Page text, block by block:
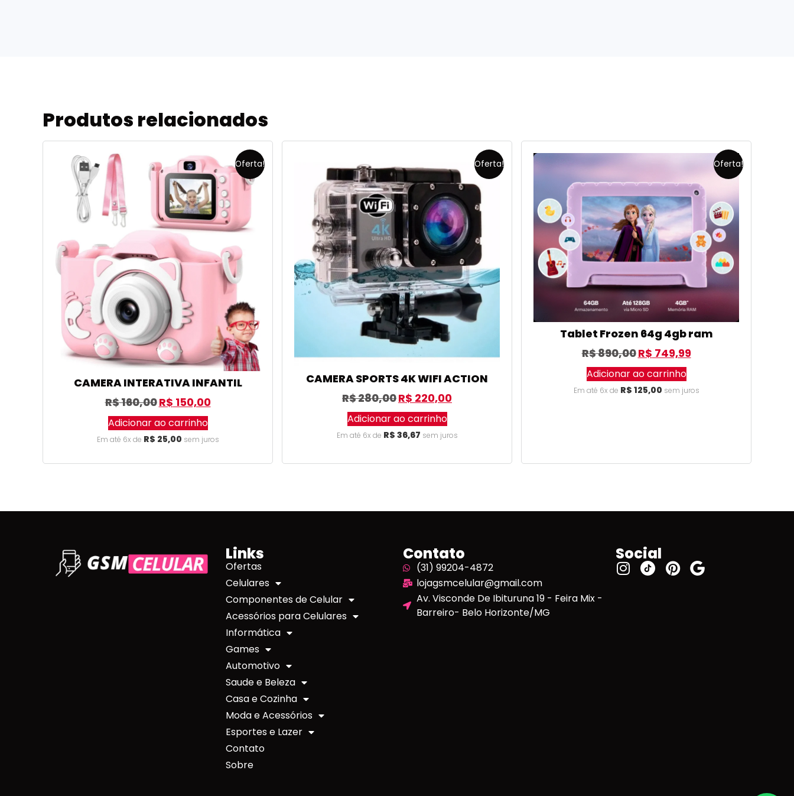
Produtos relacionados
Oferta!
CAMERA INTERATIVA INFANTIL
R$160,00R$ 150,00
Adicionar ao carrinho
Em até 6x de R$ 25,00 sem juros
Oferta!
CAMERA SPORTS 4K WIFI ACTION
R$280,00R$ 220,00
Adicionar ao carrinho
Em até 6x de R$ 36,67 sem juros
Oferta!
Tablet Frozen 64g 4gb ram
R$890,00R$ 749,99
Adicionar ao carrinho
Em até 6x de R$ 125,00 sem juros
Links
Ofertas
Celulares
Componentes de Celular
Acessórios para Celulares
Informática
Games
Automotivo
Saude e Beleza
Casa e Cozinha
Moda e Acessórios
Esportes e Lazer
Contato
Sobre
Contato
(31) 99204-4872
lojagsmcelular@gmail.com
Av. Visconde De Ibituruna 19 - Feira Mix -
Barreiro- Belo Horizonte/MG
Social